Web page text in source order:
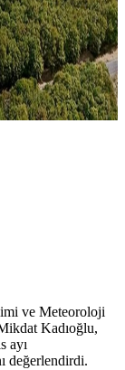
ve Meteoroloji
Kadıoğlu,
ayı
değerlendirdi.